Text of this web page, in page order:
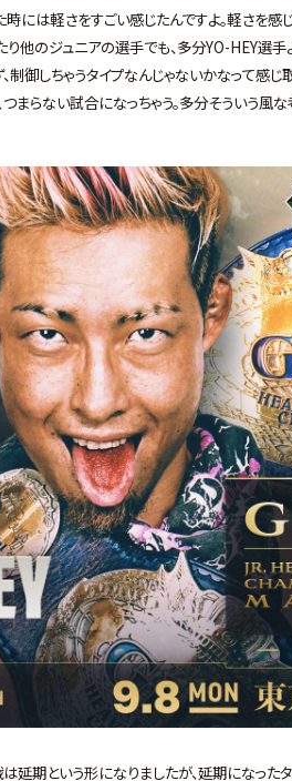
時には軽さをすごい感じたんですよ。軽さを
り他のジュニアの選手でも、多分YO-HEY選
御しちゃうタイプなんじゃないかなって感じ
まらない試合になっちゃう。多分そういう風
延期という形になりましたが、延期になった